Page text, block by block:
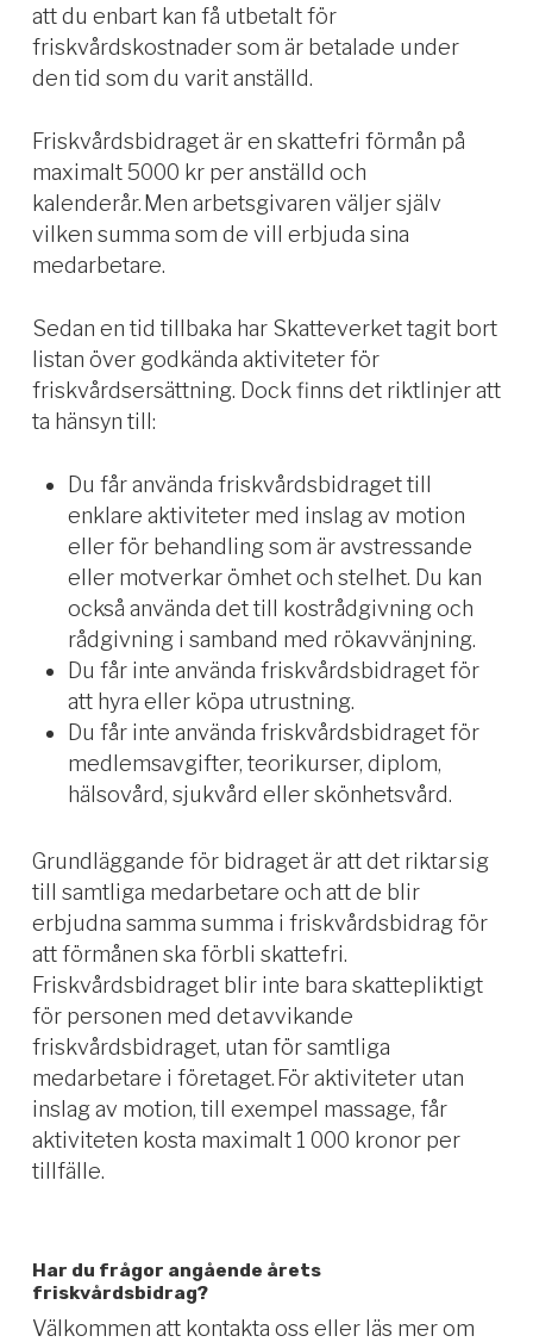
att du enbart kan få utbetalt för
friskvårdskostnader som är betalade under
den tid som du varit anställd.
Friskvårdsbidragetär en skattefri förmån på
maximalt 5000 kr per anställd och
kalenderår. Men arbetsgivaren väljer själv
vilken summa som de vill erbjuda sina
medarbetare.
Sedan en tid tillbaka har Skatteverket tagit bort
listan över godkända aktiviteter för
friskvårdsersättning. Dock finns det riktlinjer att
ta hänsyn till:
Du får använda friskvårdsbidraget till
enklare aktiviteter med inslag av motion
eller för behandling som är avstressande
eller motverkar ömhet och stelhet. Du kan
också använda det till kostrådgivning och
rådgivning i samband med rökavvänjning.
Du får inte använda friskvårdsbidraget för
att hyra eller köpa utrustning.
Du får inte använda friskvårdsbidraget för
medlemsavgifter, teorikurser, diplom,
hälsovård, sjukvård eller skönhetsvård.
Grundläggande för bidraget är att detriktar sig
till samtliga medarbetare och att de blir
erbjudna samma summa i friskvårdsbidrag för
att förmånen ska förbli skattefri.
Friskvårdsbidraget blir inte bara skattepliktigt
för personen med det avvikande
friskvårdsbidraget, utan för samtliga
medarbetare i företaget.För aktiviteter utan
inslag av motion, till exempel massage, får
aktiviteten kosta maximalt 1 000 kronor per
tillfälle.
Har du frågor angående årets
friskvårdsbidrag?
Välkommen att kontakta oss eller läs mer om